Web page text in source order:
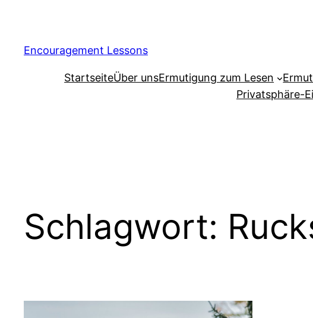
Encouragement Lessons
StartseiteÜber unsErmutigung zum Lesen
Privatsphäre-
Schlagwort: